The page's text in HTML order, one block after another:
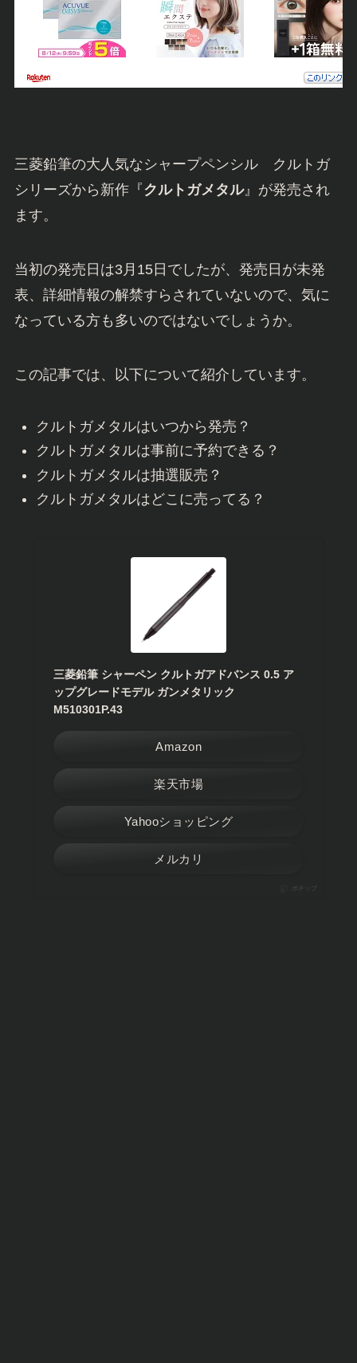
三菱鉛筆の大人気なシャープペンシル クルトガ
シリーズから新作『クルトガメタル』が発売され
ます。
当初の発売日は3月15日でしたが、発売日が未発
表、詳細情報の解禁すらされていないので、気に
なっている方も多いのではないでしょうか。
この記事では、以下について紹介しています。
クルトガメタルはいつから発売？
クルトガメタルは事前に予約できる？
クルトガメタルは抽選販売？
クルトガメタルはどこに売ってる？
三菱鉛筆 シャーペン クルトガアドバンス 0.5 ア
ップグレードモデル ガンメタリック
M510301P.43
Amazon
楽天市場
Yahooショッピング
メルカリ
ポチップ